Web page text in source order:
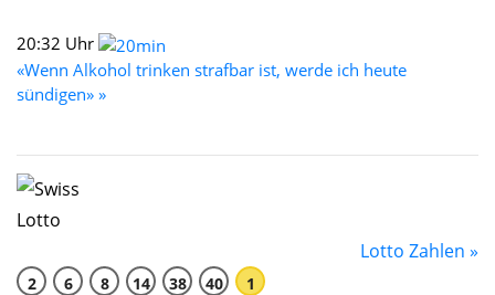
20:32 Uhr
«Wenn Alkohol trinken strafbar ist, werde ich heute
sündigen» »
Lotto Zahlen »
2 6 8 14 38 40 1